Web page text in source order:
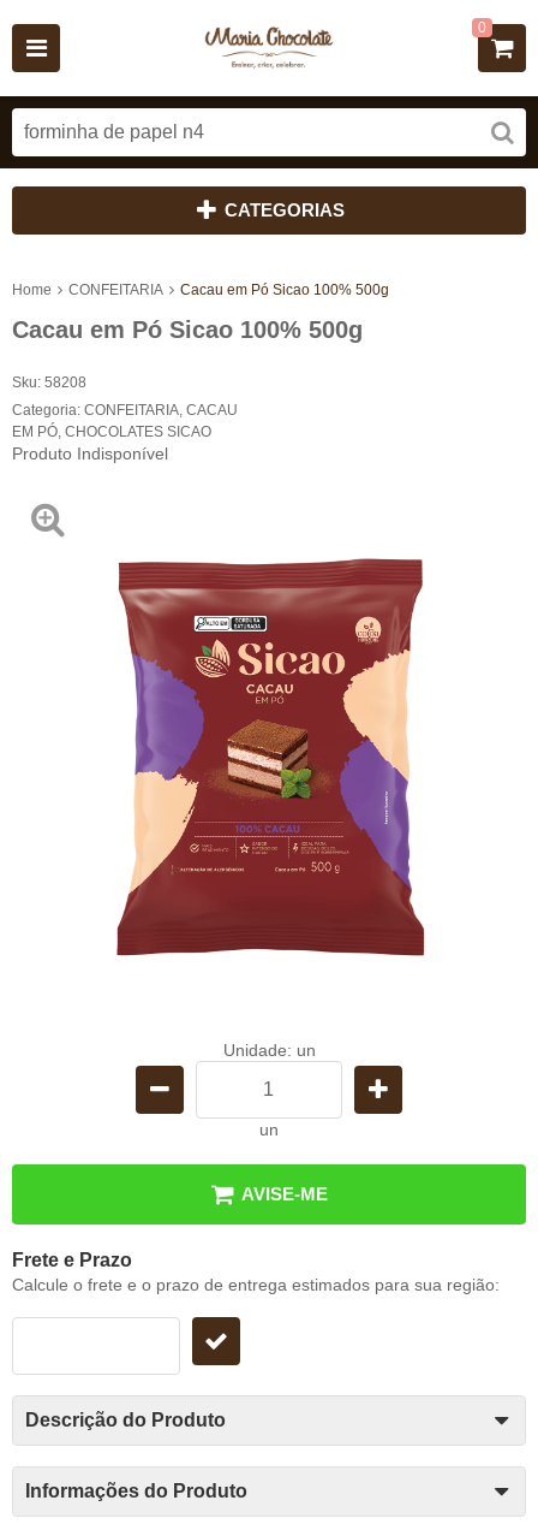
0
CATEGORIAS
Home CONFEITARIA Cacau em Pó Sicao 100% 500g
Cacau em Pó Sicao 100% 500g
Sku: 58208
Categoria: CONFEITARIA CACAU
EM PÓ CHOCOLATES SICAO
Produto Indisponível
Unidade: un
un
AVISE-ME
Frete e Prazo
Calcule o frete e o prazo de entrega estimados para sua região:
Descrição do Produto
Informações do Produto